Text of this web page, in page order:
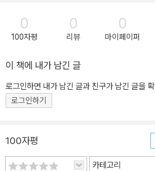
0
100자평
0
리뷰
0
마이페이퍼
이 책에 내가 남긴 글
로그인하면 내가 남긴 글과 친구가 남긴 글을
로그인하기
100자평
카테고리